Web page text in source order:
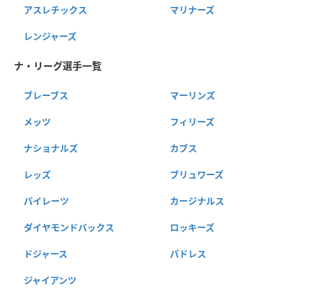
アスレチックス マリナーズ
レンジャーズ
ナ・リーグ選手一覧
ブレーブス マーリンズ
メッツ フィリーズ
ナショナルズ カブス
レッズ ブリュワーズ
パイレーツ カージナルス
ダイヤモンドバックス ロッキーズ
ドジャース パドレス
ジャイアンツ